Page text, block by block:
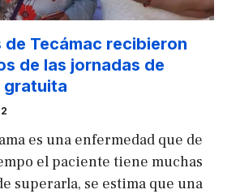
Tecámac recibieron
de las jornadas de
gratuita
es una enfermedad que de
el paciente tiene muchas
superarla, se estima que una